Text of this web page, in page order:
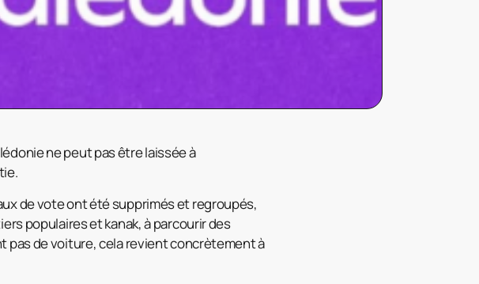
ne peut pas être laissée à
de vote ont été supprimés et regroupés,
populaires et kanak, à parcourir des
pas de voiture, cela revient concrètement à